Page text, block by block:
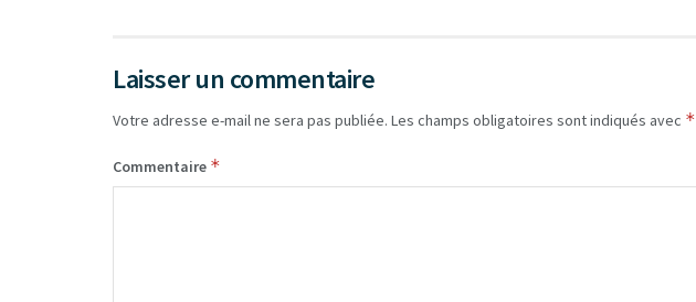
Laisser un commentaire
Votre adresse e-mail ne sera pas publiée. Les champs obligatoires sont indiqués avec *
Commentaire *